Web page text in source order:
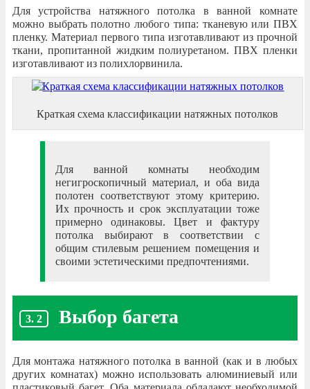
Для устройства натяжного потолка в ванной комнате
можно выбрать полотно любого типа: тканевую или ПВХ
пленку. Материал первого типа изготавливают из прочной
ткани, пропитанной жидким полиуретаном. ПВХ пленки
изготавливают из полихлорвинила.
Краткая схема классификации натяжных потолков
Для ванной комнаты необходим
негигроскопичный материал, и оба вида
полотен соответствуют этому критерию.
Их прочность и срок эксплуатации тоже
примерно одинаковы. Цвет и фактуру
потолка выбирают в соответствии с
общим стилевым решением помещения и
своими эстетическими предпочтениями.
Выбор багета
Для монтажа натяжного потолка в ванной (как и в любых
других комнатах) можно использовать алюминиевый или